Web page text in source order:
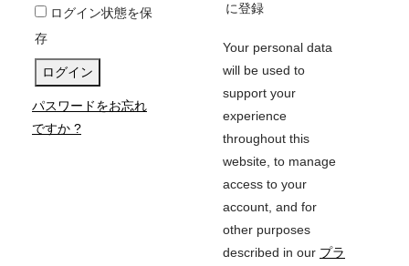
ログイン状態を保
存
ログイン
パスワードをお忘れ
ですか ?
に登録
Your personal data
will be used to
support your
experience
throughout this
website, to manage
access to your
account, and for
other purposes
described in our プラ